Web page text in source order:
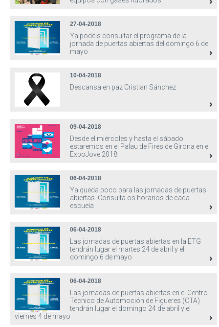
27-04-2018
Ya podéis consultar el programa de la
jornada de puertas abiertas del domingo 6 de
mayo
10-04-2018
Descansa en paz Cristian Sánchez
09-04-2018
Desde el miércoles y hasta el sábado
estaremos en el Palau de Fires de Girona en el
ExpoJove 2018
06-04-2018
Ya queda poco para las jornadas de puertas
abiertas. Consulta os horarios de cada
escuela
06-04-2018
Las jornadas de puertas abiertas en la ETG
tendrán lugar el martes 24 de abril y el
domingo 6 de mayo
06-04-2018
Las jornadas de puertas abiertas en el Centro
Técnico de Automoción de Figueres (CTA)
tendrán lugar el domingo 24 de abril y el
viernes 4 de mayo